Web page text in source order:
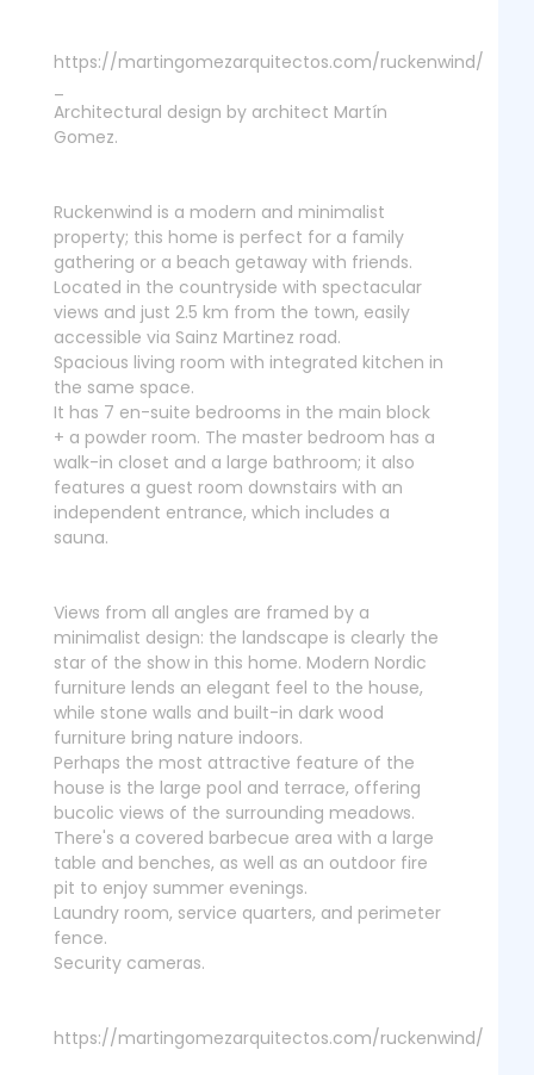
https://martingomezarquitectos.com/ruckenwind/
Architectural design by architect Martín
Gomez.
Ruckenwind is a modern and minimalist
property; this home is perfect for a family
gathering or a beach getaway with friends.
Located in the countryside with spectacular
views and just 2.5 km from the town, easily
accessible via Sainz Martinez road.
Spacious living room with integrated kitchen in
the same space.
It has 7 en-suite bedrooms in the main block
+ a powder room. The master bedroom has a
walk-in closet and a large bathroom; it also
features a guest room downstairs with an
independent entrance, which includes a
sauna.
Views from all angles are framed by a
minimalist design: the landscape is clearly the
star of the show in this home. Modern Nordic
furniture lends an elegant feel to the house,
while stone walls and built-in dark wood
furniture bring nature indoors.
Perhaps the most attractive feature of the
house is the large pool and terrace, offering
bucolic views of the surrounding meadows.
There's a covered barbecue area with a large
table and benches, as well as an outdoor fire
pit to enjoy summer evenings.
Laundry room, service quarters, and perimeter
fence.
Security cameras.
https://martingomezarquitectos.com/ruckenwind/